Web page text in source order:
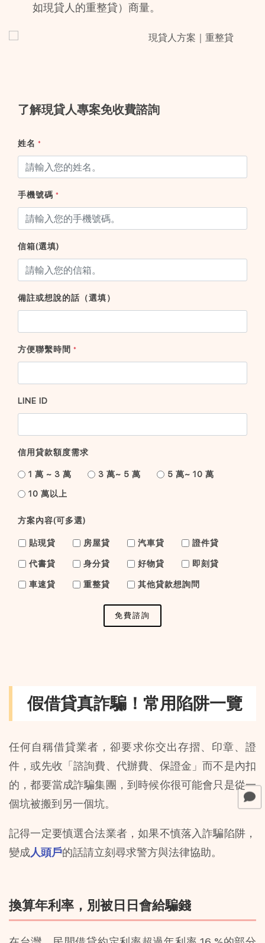
如現貸人的重整貸）商量。
了解現貸人專案免收費諮詢
姓名 *
手機號碼 *
信箱(選填)
備註或想說的話（選填）
方便聯繫時間 *
LINE ID
信用貸款額度需求
1 萬 ~ 3 萬 3 萬~ 5 萬 5 萬~ 10 萬
10 萬以上
方案內容(可多選)
貼現貸 房屋貸 汽車貸 證件貸
代書貸 身分貸 好物貸 即刻貸
車速貸 重整貸 其他貸款想詢問
免費諮詢
假借貸真詐騙！常用陷阱一覽
任何自稱借貸業者，卻要求你交出存摺、印章、證
件，或先收「諮詢費、代辦費、保證金」而不是內扣
的，都要當成詐騙集團，到時候你很可能會只是從一
個坑被搬到另一個坑。
記得一定要慎選合法業者，如果不慎落入詐騙陷阱，
變成人頭戶的話請立刻尋求警方與法律協助。
換算年利率，別被日日會給騙錢